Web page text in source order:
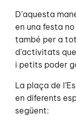
D’aquesta
en una festa
també per a
d’activitats
i petits poder
La plaça de
en diferents
següent: